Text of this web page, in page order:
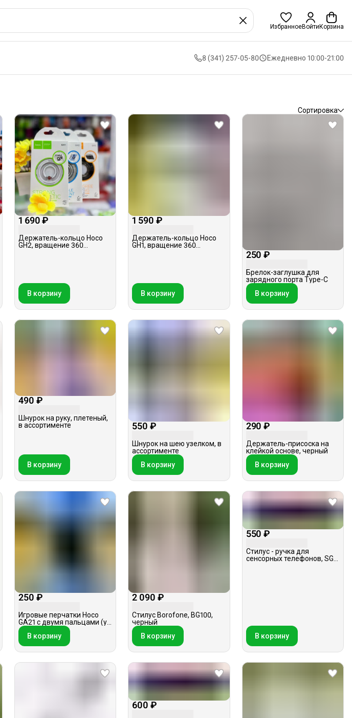
ИзбранноеВойти Корзина
8 (341) 257-05-80 Ежедневно 10:00-21:00
Сортировка
1 690 ₽
Держатель-кольцо Hoco
GH2, вращение 360
В корзину
1 590 ₽
Держатель-кольцо Hoco
GH1, вращение 360
В корзину
250 ₽
Брелок-заглушка для
зарядного порта Type-C
В корзину
490 ₽
Шнурок на руку, плетеный,
в ассортименте
В корзину
550 ₽
Шнурок на шею узелком, в
ассортименте
В корзину
290 ₽
Держатель-присоска на
клейкой основе, черный
В корзину
250 ₽
Игровые перчатки Hoco
GA21 с двумя пальцами (уп
из 2шт), черные
В корзину
2 090 ₽
Стилус Borofone, BG100,
черный
В корзину
550 ₽
Стилус - ручка для
сенсорных телефонов, SGP
В корзину
600 ₽